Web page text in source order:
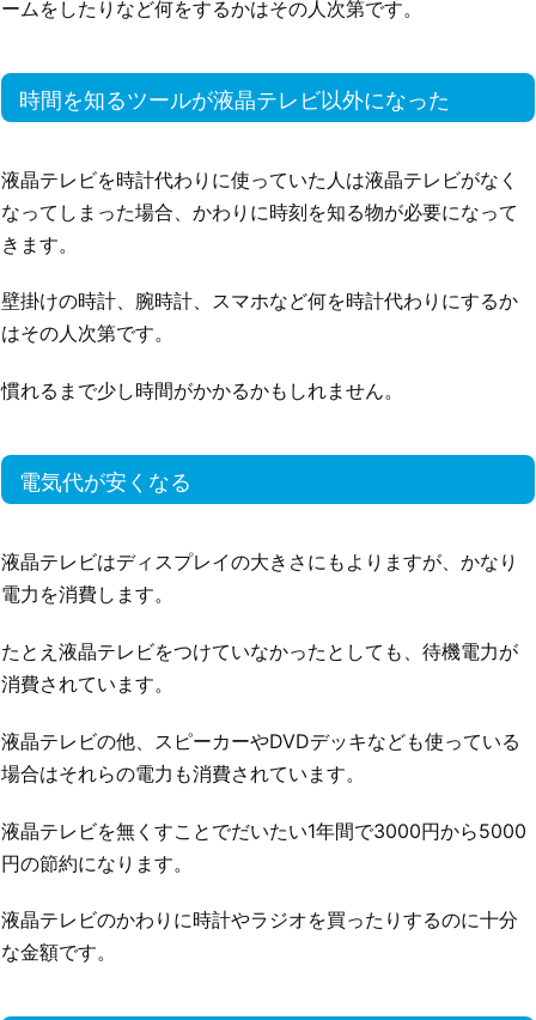
ームをしたりなど何をするかはその人次第です。
時間を知るツールが液晶テレビ以外になった
液晶テレビを時計代わりに使っていた人は液晶テレビがなく
なってしまった場合、かわりに時刻を知る物が必要になって
きます。
壁掛けの時計、腕時計、スマホなど何を時計代わりにするか
はその人次第です。
慣れるまで少し時間がかかるかもしれません。
電気代が安くなる
液晶テレビはディスプレイの大きさにもよりますが、かなり
電力を消費します。
たとえ液晶テレビをつけていなかったとしても、待機電力が
消費されています。
液晶テレビの他、スピーカーやDVDデッキなども使っている
場合はそれらの電力も消費されています。
液晶テレビを無くすことでだいたい1年間で3000円から5000
円の節約になります。
液晶テレビのかわりに時計やラジオを買ったりするのに十分
な金額です。